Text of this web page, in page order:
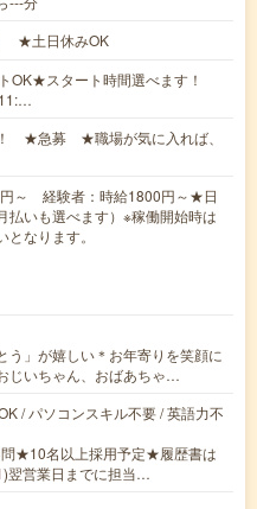
★土日休みOK
OK★スタート時間選べます！
★急募 ★職場が気に入れば、
～ 経験者：時給1800円～★日
払いも選べます）※稼働開始時は
なります。
う」が嬉しい＊お年寄りを笑顔に
じいちゃん、おばあちゃ…
/ パソコンスキル不要 / 英語力不
★10名以上採用予定★履歴書は
翌営業日までに担当…